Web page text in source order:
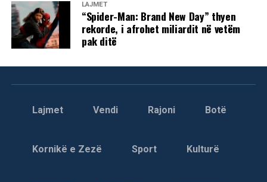
LAJMET
“Spider-Man: Brand New Day” thyen
rekorde, i afrohet miliardit në vetëm
pak ditë
Lajmet Vendi Rajoni Botë
Kornikë e Zezë Sport Kulturë